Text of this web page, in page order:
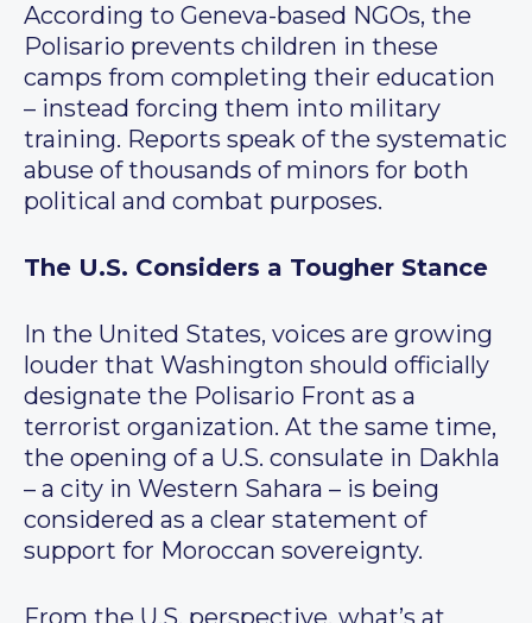
According to Geneva-based NGOs, the
Polisario prevents children in these
camps from completing their education
– instead forcing them into military
training. Reports speak of the systematic
abuse of thousands of minors for both
political and combat purposes.
The U.S. Considers a Tougher Stance
In the United States, voices are growing
louder that Washington should officially
designate the Polisario Front as a
terrorist organization. At the same time,
the opening of a U.S. consulate in Dakhla
– a city in Western Sahara – is being
considered as a clear statement of
support for Moroccan sovereignty.